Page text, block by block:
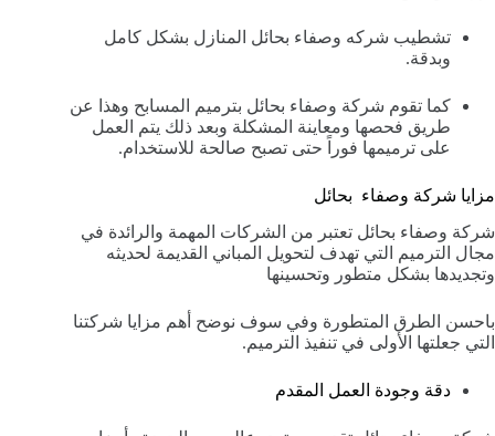
تشطيب شركه وصفاء بحائل المنازل بشكل كامل
وبدقة.
كما تقوم شركة وصفاء بحائل بترميم المسابح وهذا عن
طريق فحصها ومعاينة المشكلة وبعد ذلك يتم العمل
على ترميمها فوراً حتى تصبح صالحة للاستخدام.
مزايا شركة وصفاء بحائل
شركة وصفاء بحائل تعتبر من الشركات المهمة والرائدة في
مجال الترميم التي تهدف لتحويل المباني القديمة لحديثه
وتجديدها بشكل متطور وتحسينها
باحسن الطرق المتطورة وفي سوف نوضح أهم مزايا شركتنا
التي جعلتها الأولى في تنفيذ الترميم.
دقة وجودة العمل المقدم